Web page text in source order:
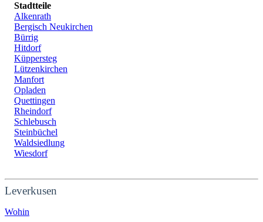
Stadtteile
Alkenrath
Bergisch Neukirchen
Bürrig
Hitdorf
Küppersteg
Lützenkirchen
Manfort
Opladen
Quettingen
Rheindorf
Schlebusch
Steinbüchel
Waldsiedlung
Wiesdorf
Leverkusen
Wohin